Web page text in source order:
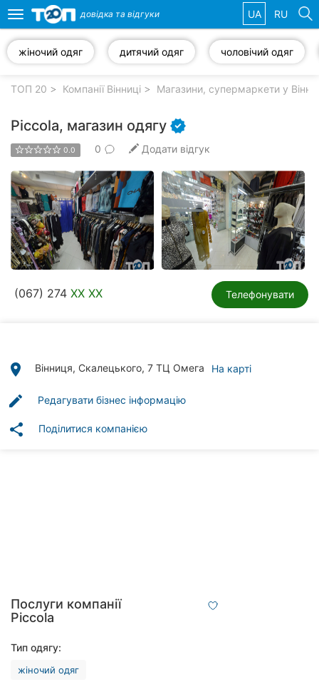
компанії
рубрики:
Стоматології
Ветеринарні
клініки
клініки
рубрики
Хмельницький
Рівне
Toggle
navigation
довідка та відгуки UA RU
жіночий одяг дитячий одяг чоловічий одяг
ТОП 20 Компанії Вінниці Магазини, супермаркети у
Piccola, магазин одягу
0.0 0 Додати відгук
(067) 274 XX XX Телефонувати
place Вінниця, Скалецького, 7 ТЦ Омега На карті
edit Редагувати бізнес інформацію
share Поділитися компанією
Послуги компанії
Piccola
Тип одягу:
жіночий одяг